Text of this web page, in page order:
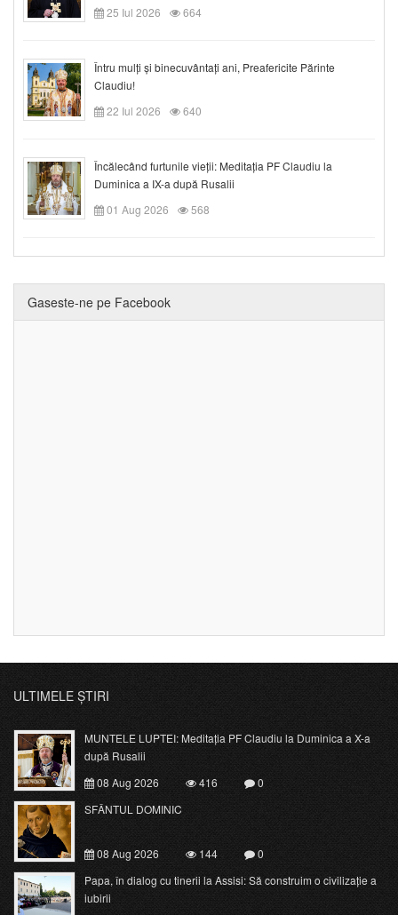
25 Iul 2026
664
Întru mulți și binecuvântați ani, Preafericite Părinte
Claudiu!
22 Iul 2026
640
Încălecând furtunile vieții: Meditația PF Claudiu la
Duminica a IX-a după Rusalii
01 Aug 2026
568
Gaseste-ne pe Facebook
ULTIMELE ȘTIRI
MUNTELE LUPTEI: Meditația PF Claudiu la Duminica a X-a
după Rusalii
08 Aug 2026
416
0
SFÂNTUL DOMINIC
08 Aug 2026 144
0
Papa, în dialog cu tinerii la Assisi: Să construim o civilizație a
iubirii